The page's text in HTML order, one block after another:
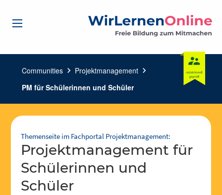
Communities chevron_right Projektmanagement chevron_right
PM für Schülerinnen und Schüler
Themenseite im Fachportal Projektmanagement:
Projektmanagement für
Schülerinnen und
Schüler